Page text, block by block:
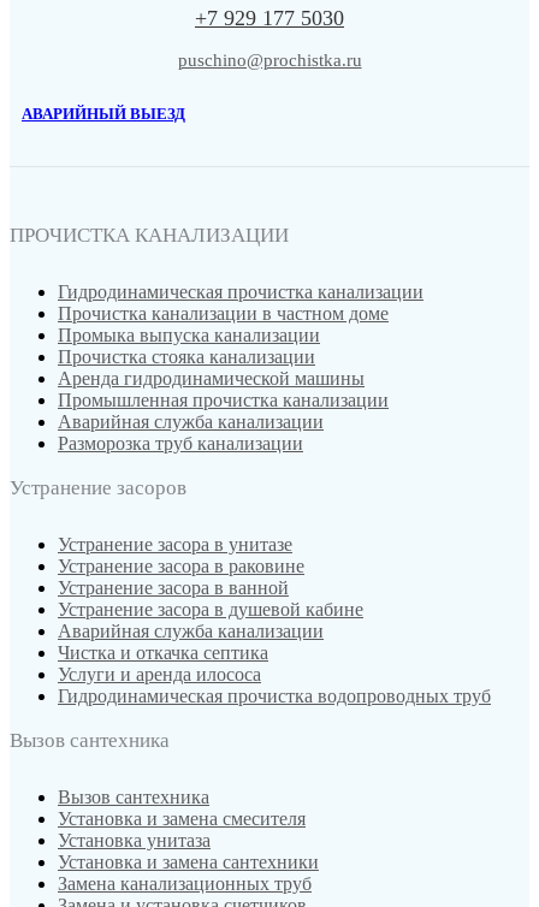
+7 929 177 5030
puschino@prochistka.ru
АВАРИЙНЫЙ ВЫЕЗД
ПРОЧИСТКА КАНАЛИЗАЦИИ
Гидродинамическая прочистка канализации
Прочистка канализации в частном доме
Промыка выпуска канализации
Прочистка стояка канализации
Аренда гидродинамической машины
Промышленная прочистка канализации
Аварийная служба канализации
Разморозка труб канализации
Устранение засоров
Устранение засора в унитазе
Устранение засора в раковине
Устранение засора в ванной
Устранение засора в душевой кабине
Аварийная служба канализации
Чистка и откачка септика
Услуги и аренда илососа
Гидродинамическая прочистка водопроводных труб
Вызов сантехника
Вызов сантехника
Установка и замена смесителя
Установка унитаза
Установка и замена сантехники
Замена канализационных труб